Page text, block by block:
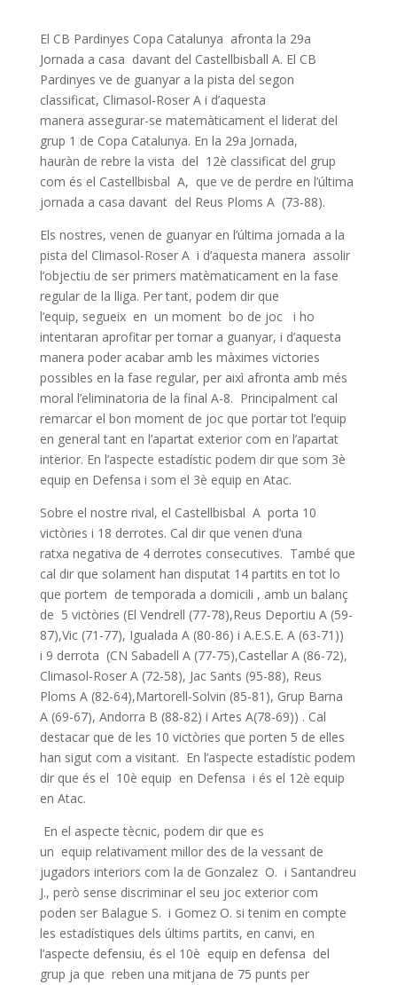
El CB Pardinyes Copa Catalunya afronta la 29a
Jornada a casa davant del Castellbisball A. El CB
Pardinyes ve de guanyar a la pista del segon
classificat, Climasol-Roser A i d’aquesta
manera assegurar-se matemàticament el liderat del
grup 1 de Copa Catalunya. En la 29a Jornada,
hauràn de rebre la vista del 12è classificat del grup
com és el Castellbisbal A, que ve de perdre en l’última
jornada a casa davant del Reus Ploms A (73-88).
Els nostres, venen de guanyar en l’última jornada a la
pista del Climasol-Roser A i d’aquesta manera assolir
l’objectiu de ser primers matèmaticament en la fase
regular de la lliga. Per tant, podem dir que
l’equip, segueix en un moment bo de joc i ho
intentaran aprofitar per tornar a guanyar, i d’aquesta
manera poder acabar amb les màximes victories
possibles en la fase regular, per aixì afronta amb més
moral l’eliminatoria de la final A-8. Principalment cal
remarcar el bon moment de joc que portar tot l’equip
en general tant en l’apartat exterior com en l’apartat
interior. En l’aspecte estadístic podem dir que som 3è
equip en Defensa i som el 3è equip en Atac.
Sobre el nostre rival, el Castellbisbal A porta 10
victòries i 18 derrotes. Cal dir que venen d’una
ratxa negativa de 4 derrotes consecutives. També que
cal dir que solament han disputat 14 partits en tot lo
que portem de temporada a domicili , amb un balanç
de 5 victòries (El Vendrell (77-78),Reus Deportiu A (59-
87),Vic (71-77), Igualada A (80-86) i A.E.S.E. A (63-71))
i 9 derrota (CN Sabadell A (77-75),Castellar A (86-72),
Climasol-Roser A (72-58), Jac Sants (95-88), Reus
Ploms A (82-64),Martorell-Solvin (85-81), Grup Barna
A (69-67), Andorra B (88-82) i Artes A(78-69)) . Cal
destacar que de les 10 victòries que porten 5 de elles
han sigut com a visitant. En l’aspecte estadístic podem
dir que és el 10è equip en Defensa i és el 12è equip
en Atac.
En el aspecte tècnic, podem dir que es
un equip relativament millor des de la vessant de
jugadors interiors com la de Gonzalez O. i Santandreu
J., però sense discriminar el seu joc exterior com
poden ser Balague S. i Gomez O. si tenim en compte
les estadístiques dels últims partits, en canvi, en
l’aspecte defensiu, és el 10è equip en defensa del
grup ja que reben una mitjana de 75 punts per